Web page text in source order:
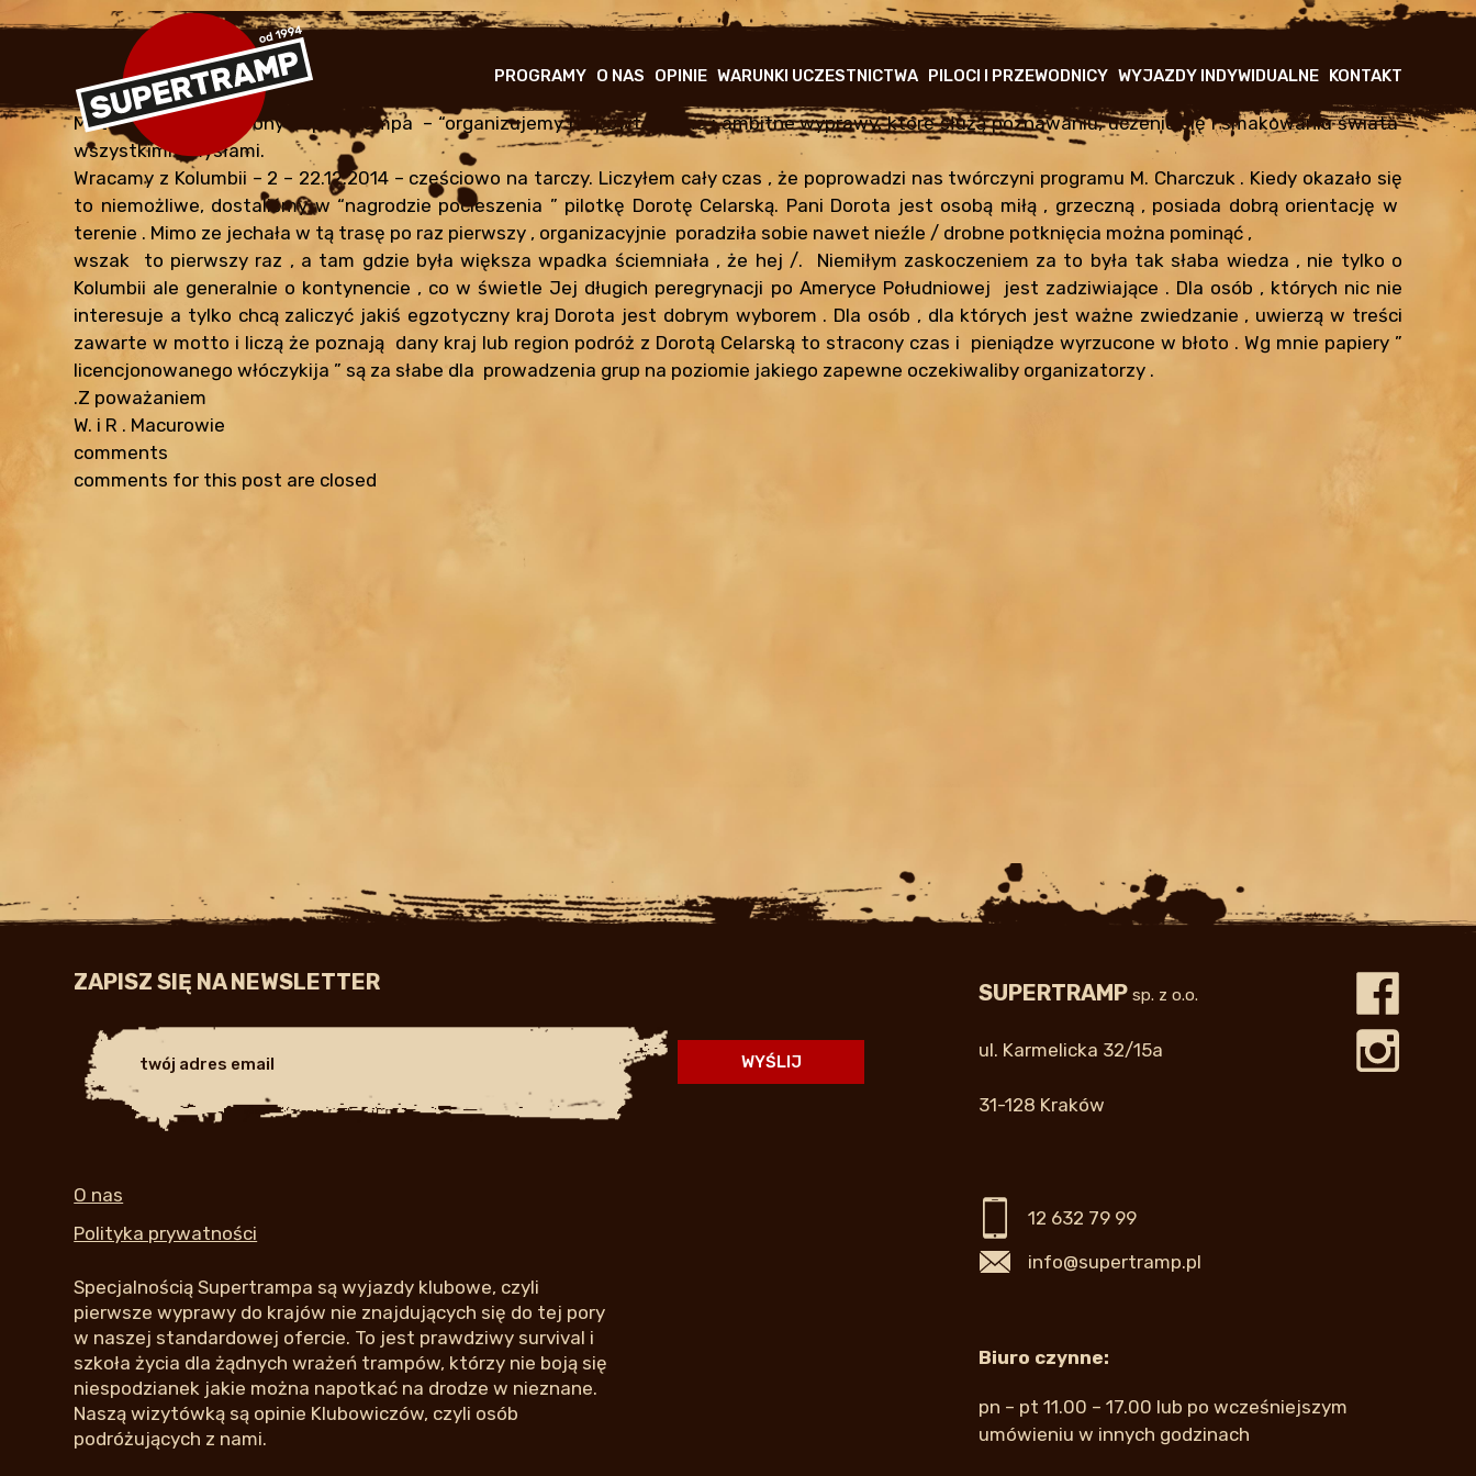
GŁÓWNA
NAWIGACJA
PROGRAMY O NAS OPINIE WARUNKI UCZESTNICTWA PILOCI I PRZEWODNICY WYJAZDY INDYWIDUALNE KONTAKT
KOLUMBIA 2014
BySupertramp• January 13, 2025
Motto : cytat ze strony Super Trampa – “organizujemy niepowtarzalne i ambitne wyprawy, które służą poznawaniu, uczeniu się i smakowaniu świata
wszystkimi zmysłami.
Wracamy z Kolumbii – 2 – 22.12.2014 – częściowo na tarczy. Liczyłem cały czas , że poprowadzi nas twórczyni programu M. Charczuk . Kiedy okazało się
to niemożliwe, dostaliśmy w “nagrodzie pocieszenia ” pilotkę Dorotę Celarską. Pani Dorota jest osobą miłą , grzeczną , posiada dobrą orientację w
terenie . Mimo ze jechała w tą trasę po raz pierwszy , organizacyjnie poradziła sobie nawet nieźle / drobne potknięcia można pominąć ,
wszak to pierwszy raz , a tam gdzie była większa wpadka ściemniała , że hej /. Niemiłym zaskoczeniem za to była tak słaba wiedza , nie tylko o
Kolumbii ale generalnie o kontynencie , co w świetle Jej długich peregrynacji po Ameryce Południowej jest zadziwiające . Dla osób , których nic nie
interesuje a tylko chcą zaliczyć jakiś egzotyczny kraj Dorota jest dobrym wyborem . Dla osób , dla których jest ważne zwiedzanie , uwierzą w treści
zawarte w motto i liczą że poznają dany kraj lub region podróż z Dorotą Celarską to stracony czas i pieniądze wyrzucone w błoto . Wg mnie papiery ”
licencjonowanego włóczykija ” są za słabe dla prowadzenia grup na poziomie jakiego zapewne oczekiwaliby organizatorzy .
.Z poważaniem
W. i R . Macurowie
comments
comments for this post are closed
ZAPISZ SIĘ NA NEWSLETTER
O nas
Polityka prywatności
Specjalnością Supertrampa są wyjazdy klubowe, czyli
pierwsze wyprawy do krajów nie znajdujących się do tej pory
w naszej standardowej ofercie. To jest prawdziwy survival i
szkoła życia dla żądnych wrażeń trampów, którzy nie boją się
niespodzianek jakie można napotkać na drodze w nieznane.
Naszą wizytówką są opinie Klubowiczów, czyli osób
podróżujących z nami.
SUPERTRAMP sp. z o.o.
ul. Karmelicka 32/15a
31-128 Kraków
12 632 79 99
info@supertramp.pl
Biuro czynne:
pn – pt 11.00 – 17.00 lub po wcześniejszym
umówieniu w innych godzinach